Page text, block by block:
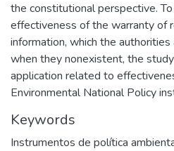
the constitutional perspective.
effectiveness of the warranty of
information, which the
when they nonexistent, the
application related to
Environmental National Policy
Keywords
Instrumentos de política